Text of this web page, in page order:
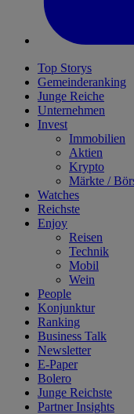
Top Storys
Gemeinderanking
Junge Reiche
Unternehmen
Invest
Immobilien
Aktien
Krypto
Märkte /
Watches
Reichste
Enjoy
Reisen
Technik
Mobil
Wein
People
Konjunktur
Ranking
Business Talk
Newsletter
E-Paper
Bolero
Junge Reichste
Partner Insights